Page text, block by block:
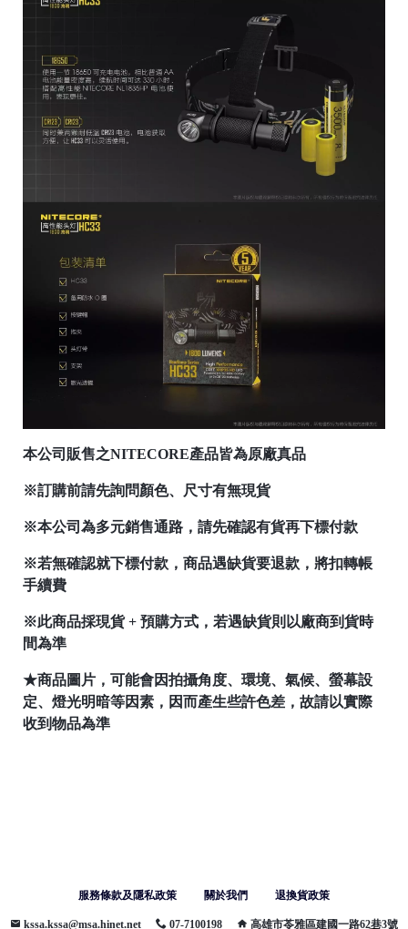
本公司販售之NITECORE產品皆為原廠真品
※訂購前請先詢問顏色、尺寸有無現貨
※本公司為多元銷售通路，請先確認有貨再下標付款
※若無確認就下標付款， 商品遇缺貨要退款，將扣轉帳
手續費
※此商品採現貨 + 預購方式， 若遇缺貨則以廠商到貨時
間為準
★商品圖片，可能會因拍攝角度、環境、氣候、螢幕設
定、燈光明暗等因素，因而產生些許色差，故請以實際
收到物品為準
服務條款及隱私政策 關於我們 退換貨政策
kssa.kssa@msa.hinet.net 07-7100198 高雄市苓雅區建國一路62巷3號